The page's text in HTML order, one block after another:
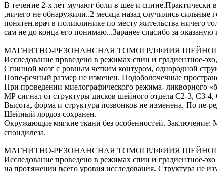
В течение 2-х лет мучают боли в шее и спине.Практически
,ничего не обнаружили..2 месяца назад случились
понятен.врач в поликлинике по месту жительства ничего
сам не до конца его понимаю...Заранее спасибо за
МАГНИТНО-РЕЗОНАНСНАЯ ТОМОГРЛФИИЯ
Исследование првведено в режимах спин и градиентное-
Спинной мозг с ровным четким контуром, однородной
Попе-речный размер не изменен. Подоболочечные
При проведении миелографического режима- ликворного
МР сигнал от структуры дисков шейного отдела С2-3, СЗ-
Высота, форма и структура позвонков не изменена. По пе-
Шейный лордоз сохранен.
Окружающие мягкие ткани без особенностей.
спондилеза.
МАГНИТНО-РЕЗОНАНСНАЯ ТОМОГРЛФИИЯ
Исследование проведено в режимах спин и градиентное-
на протяжении всего уровня исследования. Структура не